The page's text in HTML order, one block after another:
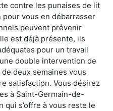
contre les punaises de lit
vous en débarrasser
peuvent prévenir
est déjà présente, ils
pour un travail
double intervention de
deux semaines vous
satisfaction. Vous désirez
à Saint-Germain-de-
qui s’offre à vous reste le